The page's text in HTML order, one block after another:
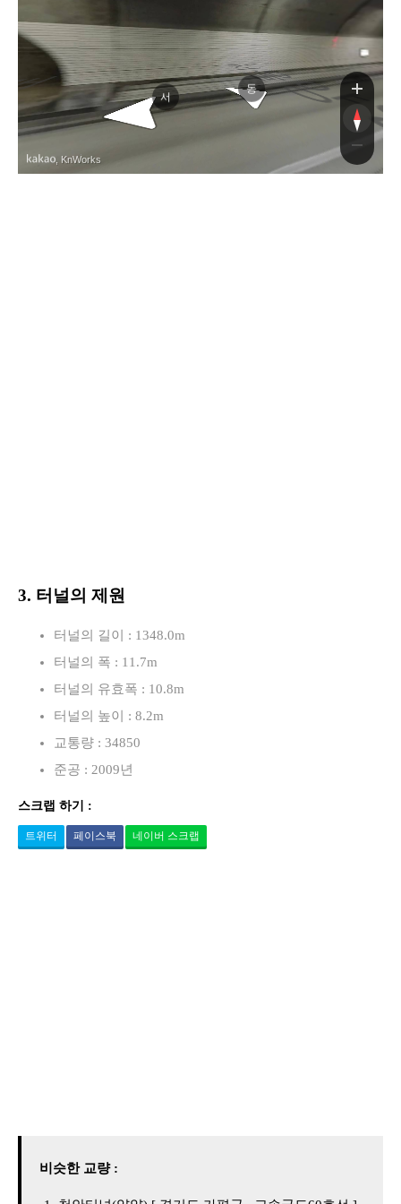
서울양양고속도로
서울양양고속도로
서
동
, KnWorks
3. 터널의 제원
터널의 길이 : 1348.0m
터널의 폭 : 11.7m
터널의 유효폭 : 10.8m
터널의 높이 : 8.2m
교통량 : 34850
준공 : 2009년
스크랩 하기 :
트위터 페이스북 네이버 스크랩
비슷한 교량 :